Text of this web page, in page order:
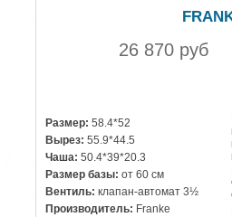
26 870 руб
Размер: 58.4*52
Вырез: 55.9*44.5
Чаша: 50.4*39*20.3
Размер базы: от 60 см
Вентиль: клапан-автомат 3½
Производитель: Franke